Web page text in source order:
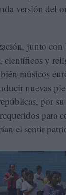
versión del
junto con
científicos y
músicos
nuevas
por
para
el sentir